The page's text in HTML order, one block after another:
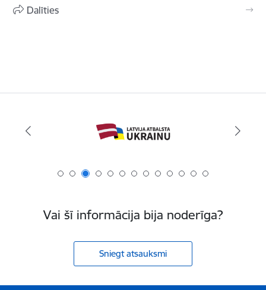
Dalīties
Vai šī informācija bija noderīga?
Sniegt atsauksmi